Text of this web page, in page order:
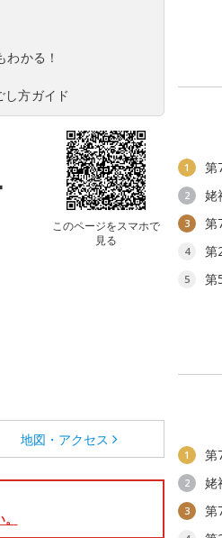
かる！
し方ガイド
このページをスマホで
見る
地図・アクセス
1 第
2 姥
3 第
4 第
5 第
1 第
2 姥
3 第